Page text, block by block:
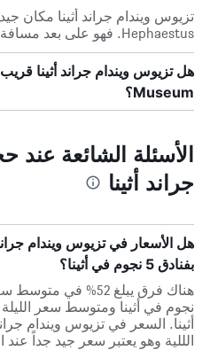
Hephaestus. فهو على بعد مسافة 1 كم.
Museum؟
الأسئلة الشائعة عند
جراند أثينا
هل الأسعار في تزيوس ويندام جراند
بفنادق 5 نجوم في أثينا؟
نجوم في أثينا ومتوسط ​​سعر
الللية وهو يعتبر سعر جيد جداً عند